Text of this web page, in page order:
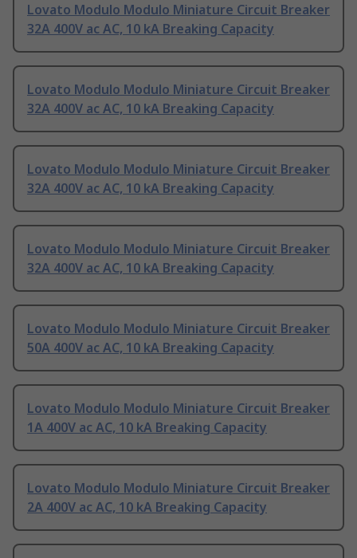
Lovato Modulo Modulo Miniature Circuit Breaker
32A 400V ac AC, 10 kA Breaking Capacity
Lovato Modulo Modulo Miniature Circuit Breaker
32A 400V ac AC, 10 kA Breaking Capacity
Lovato Modulo Modulo Miniature Circuit Breaker
32A 400V ac AC, 10 kA Breaking Capacity
Lovato Modulo Modulo Miniature Circuit Breaker
32A 400V ac AC, 10 kA Breaking Capacity
Lovato Modulo Modulo Miniature Circuit Breaker
50A 400V ac AC, 10 kA Breaking Capacity
Lovato Modulo Modulo Miniature Circuit Breaker
1A 400V ac AC, 10 kA Breaking Capacity
Lovato Modulo Modulo Miniature Circuit Breaker
2A 400V ac AC, 10 kA Breaking Capacity